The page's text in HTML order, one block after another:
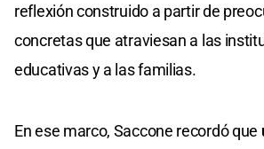
reflexión construido a partir de
concretas que atraviesan a las
educativas y a las familias.
En ese marco, Saccone recordó que